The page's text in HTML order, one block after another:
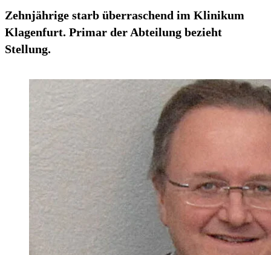
Zehnjährige starb überraschend im Klinikum
Klagenfurt. Primar der Abteilung bezieht
Stellung.